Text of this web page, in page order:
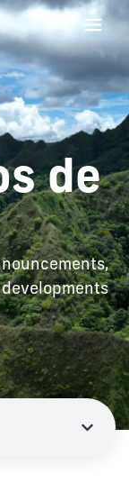
de